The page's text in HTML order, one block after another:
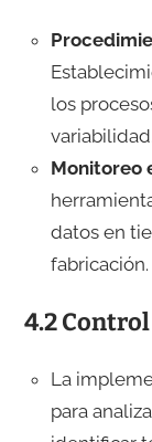
los
variabilidad.
Monitoreo
datos en
fabricación.
4.2
La
para